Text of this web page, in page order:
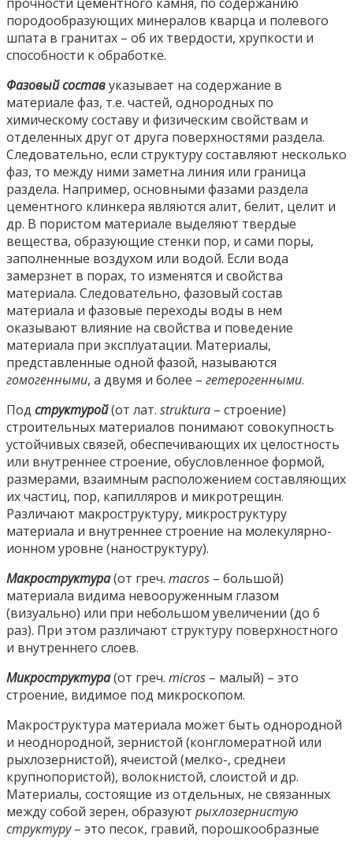
породообразующих минералов кварца и полевого
шпата в гранитах – об их твердости, хрупкости и
способности к обработке.
Фазовый составуказывает на содержание в
материале фаз, т.е. частей, однородных по
химическому составу и физическим свойствам и
отделенных друг от друга поверхностями раздела.
Следовательно, если структуру составляют несколько
фаз, то между ними заметна линия или граница
раздела. Например, основными фазами раздела
цементного клинкера являются алит, белит, целит и
др. В пористом материале выделяют твердые
вещества, образующие стенки пор, и сами поры,
заполненные воздухом или водой. Если вода
замерзнет в порах, то изменятся и свойства
материала. Следовательно, фазовый состав
материала и фазовые переходы воды в нем
оказывают влияние на свойства и поведение
материала при эксплуатации. Материалы,
представленные одной фазой, называются
гомогенными, а двумя и более – гетерогенными.
Под структурой(от лат. struktura – строение)
строительных материалов понимают совокупность
устойчивых связей, обеспечивающих их целостность
или внутреннее строение, обусловленное формой,
размерами, взаимным расположением составляющих
их частиц, пор, капилляров и микротрещин.
Различают макроструктуру, микроструктуру
материала и внутреннее строение на молекулярно-
ионном уровне (наноструктуру).
Макроструктура(от греч. macros – большой)
материала видима невооруженным глазом
(визуально) или при небольшом увеличении (до 6
раз). При этом различают структуру поверхностного
и внутреннего слоев.
Микроструктура(от греч. micros – малый) – это
строение, видимое под микроскопом.
Макроструктура материала может быть однородной
и неоднородной, зернистой (конгломератной или
рыхлозернистой), ячеистой (мелко-, среднеи
крупнопористой), волокнистой, слоистой и др.
Материалы, состоящие из отдельных, не связанных
между собой зерен, образуют рыхлозернистую
структуру– это песок, гравий, порошкообразные